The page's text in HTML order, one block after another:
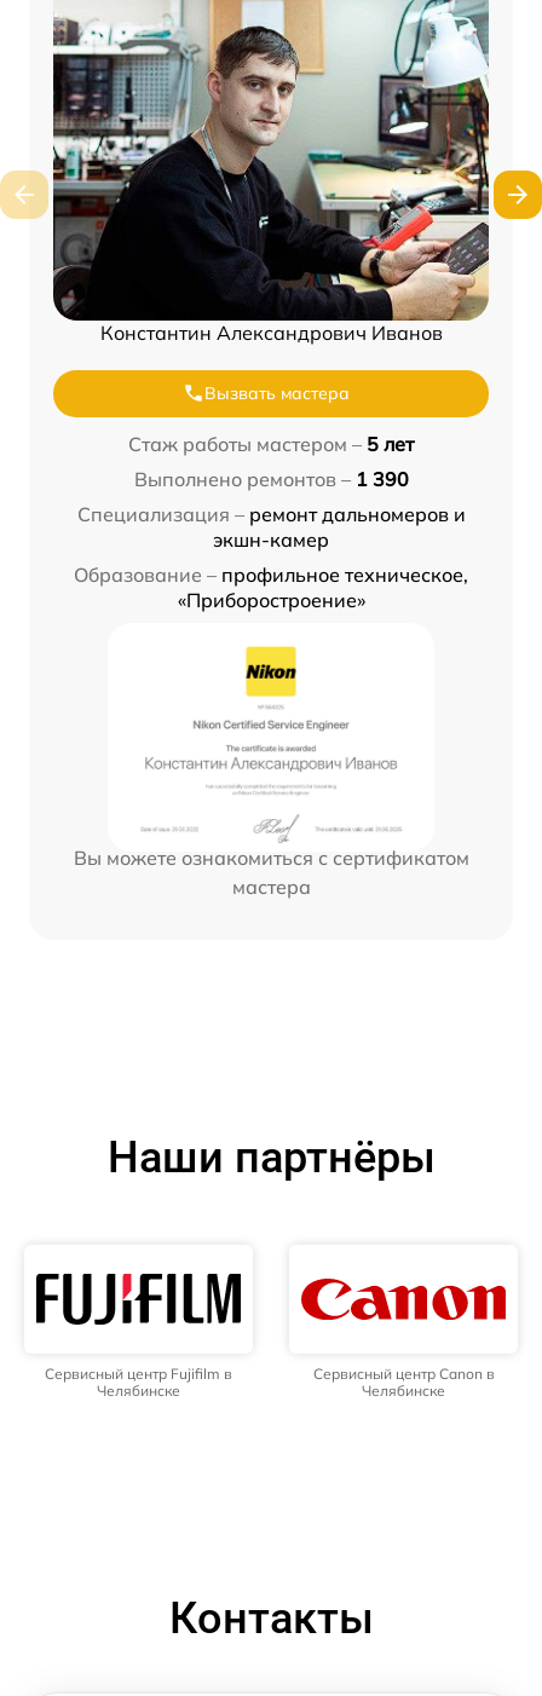
Константин Александрович Иванов
Вызвать мастера
Стаж работы мастером – 5 лет
Выполнено ремонтов – 1 390
Специализация – ремонт дальномеров и
экшн-камер
Образование – профильное техническое,
«Приборостроение»
Вы можете ознакомиться с сертификатом
мастера
Наши партнёры
Сервисный центр Fujifilm в
Челябинске
Сервисный центр Canon в
Челябинске
Контакты